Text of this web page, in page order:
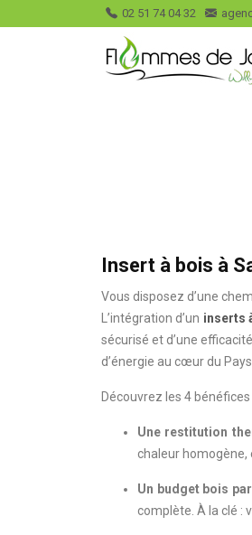
02 51 74 04 32
Insert à bois à
Vous disposez d’une
L’intégration d’un inserts
sécurisé et d’une
d’énergie au cœur du
Découvrez les 4
Une restitution
chaleur homogène,
Un budget bois
complète. À la clé :